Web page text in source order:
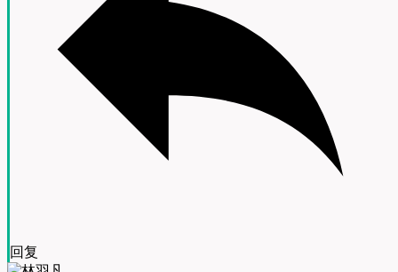
回复